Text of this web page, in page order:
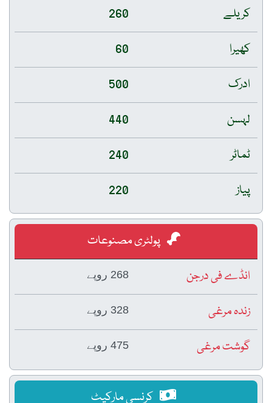
کریلے
260
کھیرا
60
ادرک
500
لہسن
440
ٹماٹر
240
پیاز
220
پولٹری مصنوعات
انڈے فی درجن
268 روپے
زندہ مرغی 328 روپے
گوشت مرغی 475 روپے
کرنسی مارکیٹ